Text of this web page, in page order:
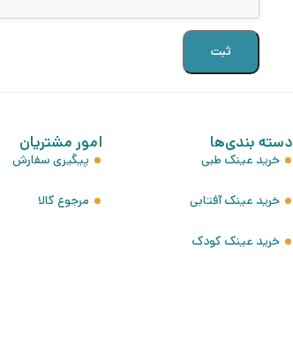
دسته بندی‌ها
خرید عینک طبی
خرید عینک آفتابی
خرید عینک کودک
امور مشتریان
پیگیری سفارش
مرجوع کالا